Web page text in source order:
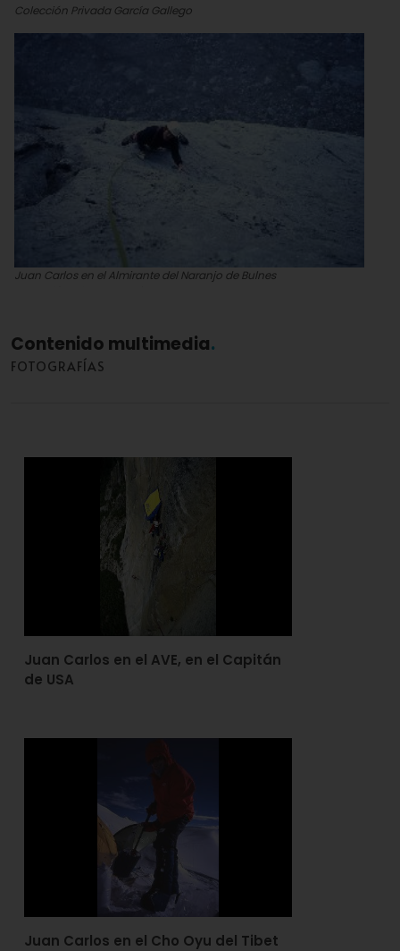
Colección Privada García Gallego
Juan Carlos en el Almirante del Naranjo de Bulnes
Contenido multimedia
FOTOGRAFÍAS
Juan Carlos en el AVE, en el Capitán
de USA
Juan Carlos en el Cho Oyu del Tibet